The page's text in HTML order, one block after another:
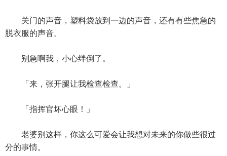
关门的声音，塑料袋放到一边的声音，还有有些焦急的
脱衣服的声音。
别急啊我，小心绊倒了。
「来，张开腿让我检查检查。」
「指挥官坏心眼！」
老婆别这样，你这么可爱会让我想对未来的你做些很过
分的事情。